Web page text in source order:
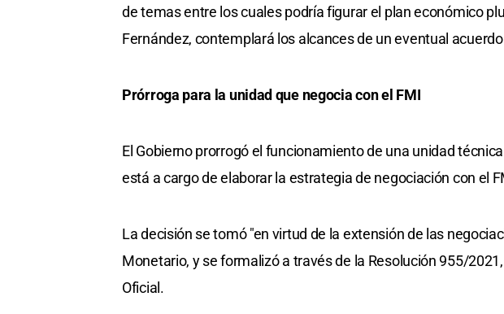
de temas entre los cuales podría figurar el plan económico
Fernández, contemplará los alcances de un eventual
Prórroga para la unidad que negocia con el FMI
El Gobierno prorrogó el funcionamiento de una unidad
está a cargo de elaborar la estrategia de negociación con el
La decisión se tomó "en virtud de la extensión de las
Monetario, y se formalizó a través de la Resolución 955/
Oficial.